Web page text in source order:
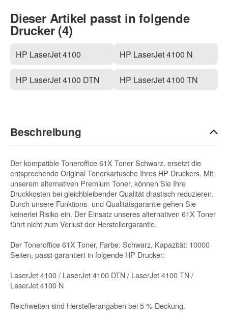
Dieser Artikel passt in folgende
Drucker (4)
HP LaserJet 4100
HP LaserJet 4100 DTN
HP LaserJet 4100 N
HP LaserJet 4100 TN
Beschreibung
Der kompatible Toneroffice 61X Toner Schwarz, ersetzt die
entsprechende Original Tonerkartusche Ihres HP Druckers. Mit
unserem alternativen Premium Toner, können Sie Ihre
Druckkosten bei gleichbleibender Qualität drastisch reduzieren.
Durch unsere Funktions- und Qualitätsgarantie gehen Sie
keinerlei Risiko ein. Der Einsatz unseres alternativen 61X Toner
führt nicht zum Verlust der Herstellergarantie.
Der Toneroffice 61X Toner, Farbe: Schwarz, Kapazität: 10000
Seiten, passt garantiert in folgende HP Drucker:
LaserJet 4100 / LaserJet 4100 DTN / LaserJet 4100 TN /
LaserJet 4100 N
Reichweiten sind Herstellerangaben bei 5 % Deckung.